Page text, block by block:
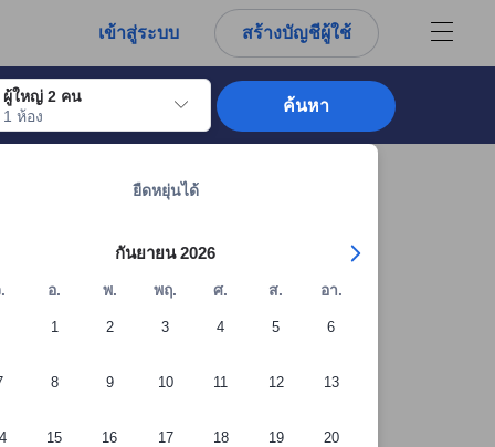
เข้าสู่ระบบ สร้างบัญชีผู้ใช้
ผู้ใหญ่ 2 คน
1 ห้อง
งวันเช็คอินที่ต้องการ ให้กดปุ่ม Enter เพื่อเลือกวันเช็คอินดังกล่าว ทำซ้ำขั้นตอ
ยืดหยุ่นได้
กันยายน 2026
อ. พ. พฤ. ศ. ส. อา.
1 2 3 4 5 6
8 9 10 11 12 13
15 16 17 18 19 20
ค้นหา